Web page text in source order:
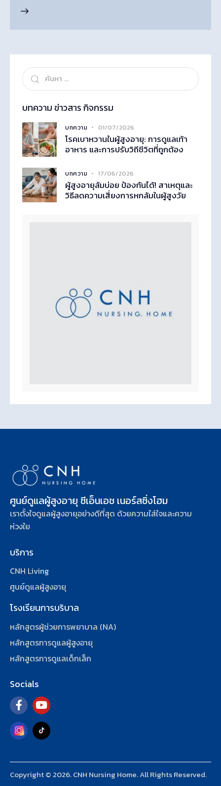
บทความ ข่าวสาร กิจกรรม
บทความ 01/07/2026
โรคเบาหวานในผู้สูงอายุ: การดูแลเท้า
อาหาร และการปรับวิถีชีวิตที่ถูกต้อง
บทความ 17/06/2026
ผู้สูงอายุล้มบ่อย ป้องกันได้! สาเหตุและ
วิธีลดความเสี่ยงการหกล้มในผู้สูงวัย
ศูนย์ดูแลผู้สูงอายุ ซีเอ็นเอช เนอร์สซิ่งโฮม
เราตั้งใจดูแลผู้สูงอายุอย่างดีที่สุด ด้วยความใส่ใจและความ
ห่วงใย
บริการ
CNH Living
ศูนย์ดูแลผู้สูงอายุ
โรงเรียนการบริบาล
หลักสูตรผู้ช่วยการพยาบาล (NA)
หลักสูตรการดูแลผู้สูงอายุ
หลักสูตรการดูแลเด็กเล็ก
Socials
Copyright © 2026. CNH Nursing Home. All Rights Reserved.